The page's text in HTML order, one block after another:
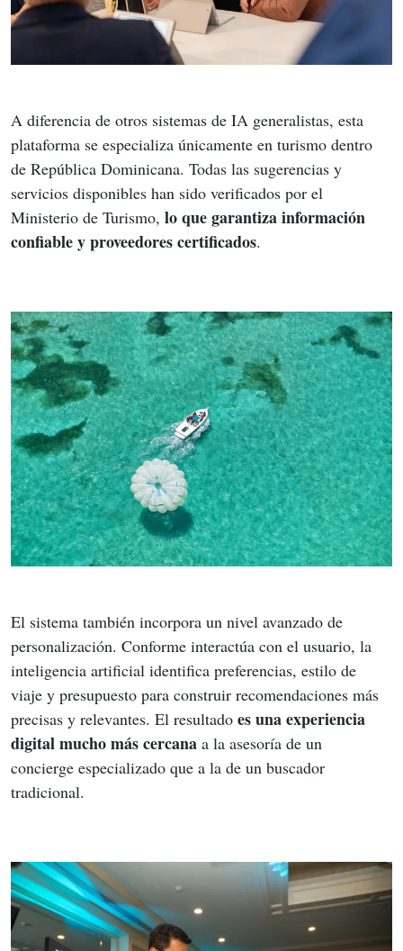
A diferencia de otros sistemas de IA generalistas, esta
plataforma se especializa únicamente en turismo dentro
de República Dominicana. Todas las sugerencias y
servicios disponibles han sido verificados por el
Ministerio de Turismo, lo que garantiza información
confiable y proveedores certificados.
El sistema también incorpora un nivel avanzado de
personalización. Conforme interactúa con el usuario, la
inteligencia artificial identifica preferencias, estilo de
viaje y presupuesto para construir recomendaciones más
precisas y relevantes. El resultado es una experiencia
digital mucho más cercana a la asesoría de un
concierge especializado que a la de un buscador
tradicional.